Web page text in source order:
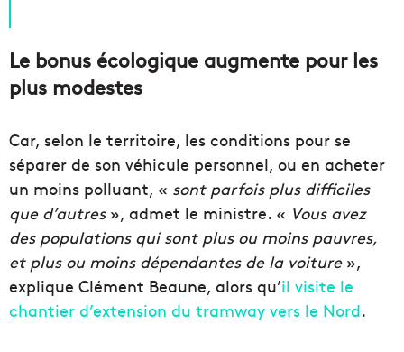
Le bonus écologique augmente pour les
plus modestes
Car, selon le territoire, les conditions pour se
séparer de son véhicule personnel, ou en acheter
un moins polluant, « sont parfois plus difficiles
que d’autres», admet le ministre. « Vous avez
des populations qui sont plus ou moins pauvres,
et plus ou moins dépendantes de la voiture»,
explique Clément Beaune, alors qu’il visite le
chantier d’extension du tramway vers le Nord.